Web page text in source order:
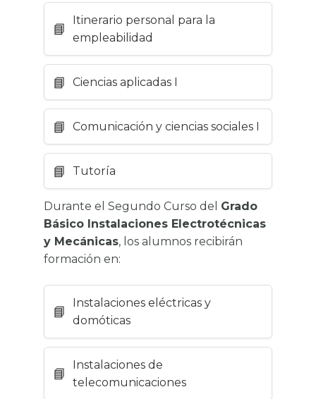
Itinerario personal para la
empleabilidad
Ciencias aplicadas I
Comunicación y ciencias sociales I
Tutoría
Durante el Segundo Curso del Grado
Básico Instalaciones Electrotécnicas
y Mecánicas, los alumnos recibirán
formación en:
Instalaciones eléctricas y
domóticas
Instalaciones de
telecomunicaciones